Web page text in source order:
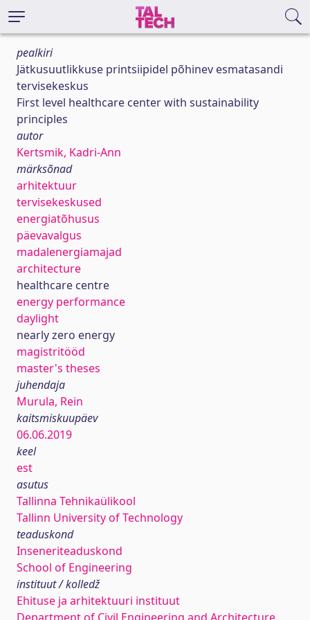
pealkiri
Jätkusuutlikkuse printsiipidel põhinev esmatasandi
tervisekeskus
First level healthcare center with sustainability
principles
autor
Kertsmik, Kadri-Ann
märksõnad
arhitektuur
tervisekeskused
energiatõhusus
päevavalgus
madalenergiamajad
architecture
healthcare centre
energy performance
daylight
nearly zero energy
magistritööd
master's theses
juhendaja
Murula, Rein
kaitsmiskuupäev
06.06.2019
keel
est
asutus
Tallinna Tehnikaülikool
Tallinn University of Technology
teaduskond
Inseneriteaduskond
School of Engineering
instituut / kolledž
Ehituse ja arhitektuuri instituut